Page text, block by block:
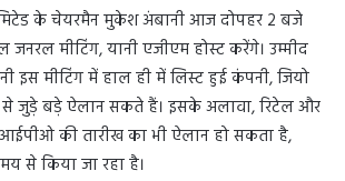
के चेयरमैन मुकेश अंबानी आज दोपहर 2 बजे
मीटिंग, यानी एजीएम होस्ट करेंगे। उम्मीद
इस मीटिंग में हाल ही में लिस्ट हुई कंपनी, जियो
से जुड़े बड़े ऐलान सकते हैं। इसके अलावा, रिटेल और
की तारीख का भी ऐलान हो सकता है,
से किया जा रहा है।